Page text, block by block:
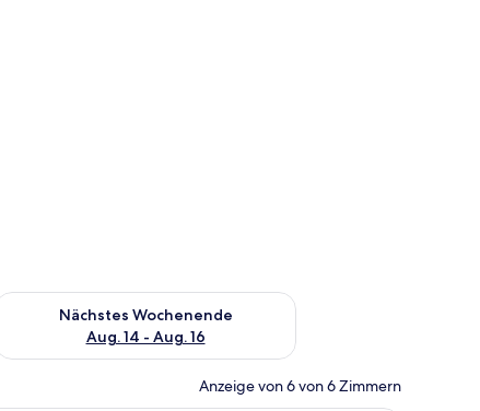
Aug. 7 - Aug. 9.
Nächstes Wochenende
Aug. 14 - Aug. 16
die Verfügbarkeit für nächstes Wochenende, Aug.
Anzeige von 6 von 6 Zimmern